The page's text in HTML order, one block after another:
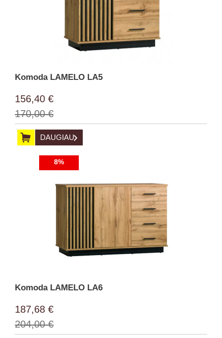
Komoda LAMELO LA5
156,40 €
170,00 €
DAUGIAU
8%
Komoda LAMELO LA6
187,68 €
204,00 €